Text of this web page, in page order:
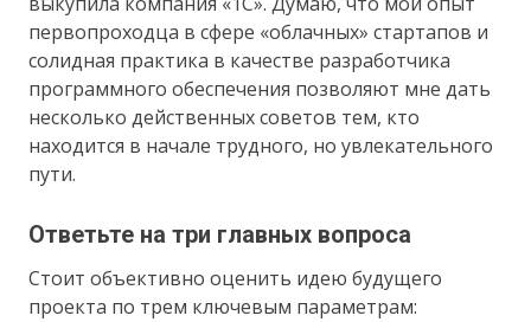
первопроходца в сфере «облачных» стартапов и
солидная практика в качестве разработчика
программного обеспечения позволяют мне дать
несколько действенных советов тем, кто
находится в начале трудного, но увлекательного
пути.
Ответьте на три главных вопроса
Стоит объективно оценить идею будущего
проекта по трем ключевым параметрам: